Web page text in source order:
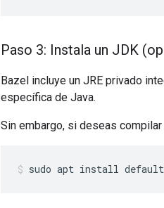
Paso 3: Instala un JDK
Bazel incluye un JRE privado
específica de Java.
Sin embargo, si deseas
sudo apt install